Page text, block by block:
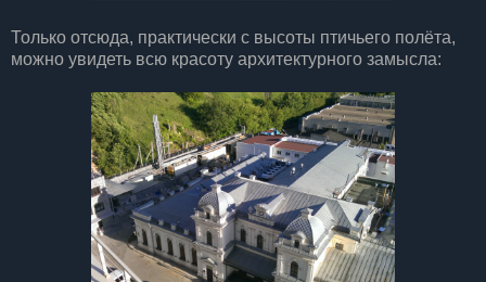
Только отсюда, практически с высоты птичьего полёта,
можно увидеть всю красоту архитектурного замысла: